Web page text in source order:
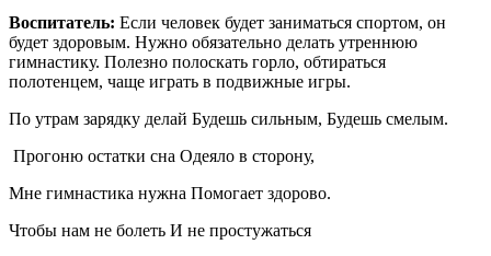
Воспитатель: Если человек будет заниматься спортом, он
будет здоровым. Нужно обязательно делать утреннюю
гимнастику. Полезно полоскать горло, обтираться
полотенцем, чаще играть в подвижные игры.
По утрам зарядку делай Будешь сильным, Будешь смелым.
Прогоню остатки сна Одеяло в сторону,
Мне гимнастика нужна Помогает здорово.
Чтобы нам не болеть И не простужаться